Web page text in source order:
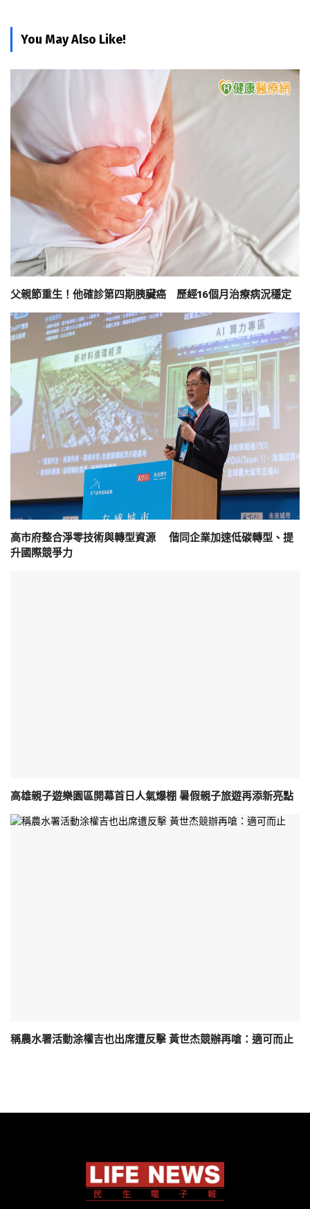
You May Also Like!
父親節重生！他確診第四期胰臟癌 歷經16個月治療病況穩定
高市府整合淨零技術與轉型資源 偕同企業加速低碳轉型、提
升國際競爭力
高雄親子遊樂園區開幕首日人氣爆棚 暑假親子旅遊再添新亮點
稱農水署活動涂權吉也出席遭反擊 黃世杰競辦再嗆：適可而止